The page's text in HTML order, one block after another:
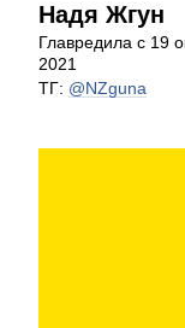
Надя Жгун
Главредила с 19
2021
ТГ: @NZguna